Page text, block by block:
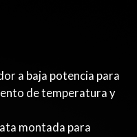
a baja potencia para
de temperatura y
montada para